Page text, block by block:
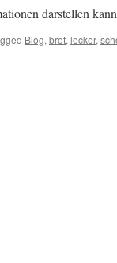
darstellen
Blog, brot, lecker,